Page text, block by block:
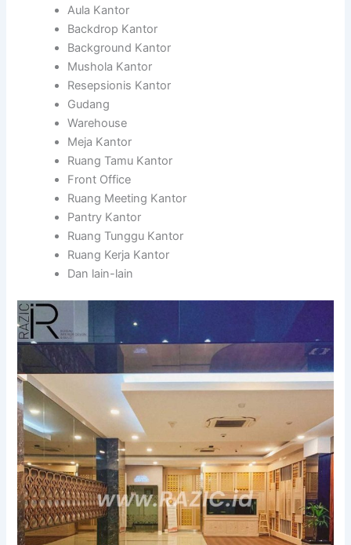
Aula Kantor
Backdrop Kantor
Background Kantor
Mushola Kantor
Resepsionis Kantor
Gudang
Warehouse
Meja Kantor
Ruang Tamu Kantor
Front Office
Ruang Meeting Kantor
Pantry Kantor
Ruang Tunggu Kantor
Ruang Kerja Kantor
Dan lain-lain